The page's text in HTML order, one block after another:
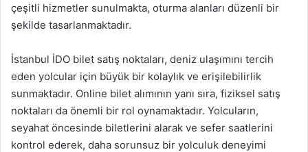
çeşitli hizmetler sunulmakta, oturma alanları düzenli bir
şekilde tasarlanmaktadır.
İstanbul İDO bilet satış noktaları, deniz ulaşımını tercih
eden yolcular için büyük bir kolaylık ve erişilebilirlik
sunmaktadır. Online bilet alımının yanı sıra, fiziksel satış
noktaları da önemli bir rol oynamaktadır. Yolcuların,
seyahat öncesinde biletlerini alarak ve sefer saatlerini
kontrol ederek, daha sorunsuz bir yolculuk deneyimi